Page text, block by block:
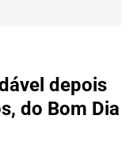
depois
do Bom Dia